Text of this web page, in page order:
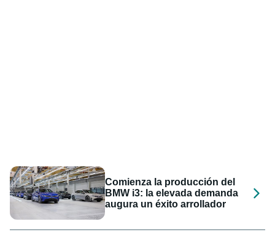
Comienza la producción del
BMW i3: la elevada demanda
augura un éxito arrollador